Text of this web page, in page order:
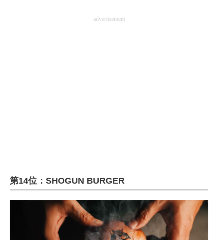
advertisement
第14位：SHOGUN BURGER